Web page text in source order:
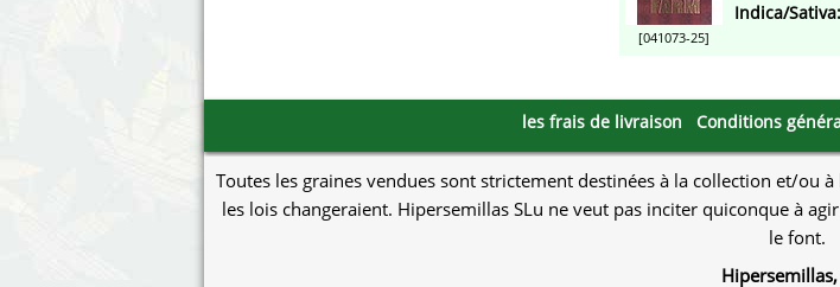
[041073-25]
Indica/Sativa:
les frais de livraison Conditions
Toutes les graines vendues sont strictement destinées à la collection et/ou
les lois changeraient. Hipersemillas SLu ne veut pas inciter quiconque à
le font.
Hipersemillas,